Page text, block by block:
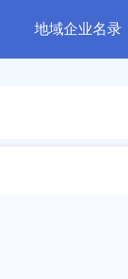
地域企业名录